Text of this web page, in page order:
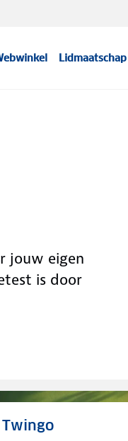
Lidmaatschap
jouw eigen
is door